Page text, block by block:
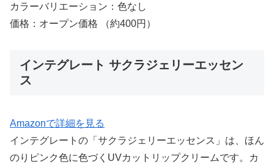
カラーバリエーション：色なし
価格：オープン価格 （約400円）
インテグレート サクラジェリーエッセン
ス
Amazonで詳細を見る
インテグレートの「サクラジェリーエッセンス」は、ほん
のりピンク色に色づくUVカットリップクリームです。カ